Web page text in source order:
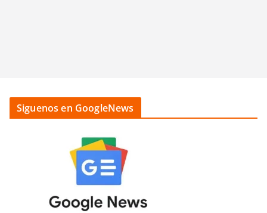
Siguenos en GoogleNews